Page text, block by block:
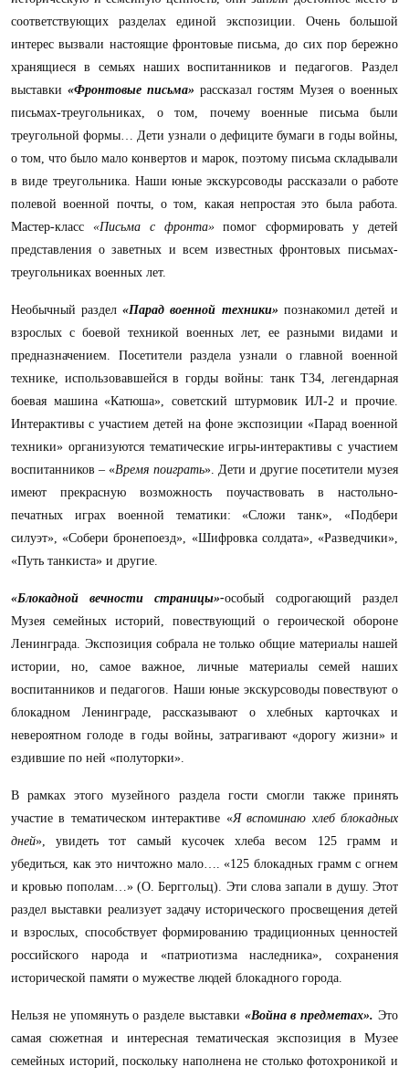
соответствующих разделах единой экспозиции. Очень большой
интерес вызвали настоящие фронтовые письма, до сих пор бережно
хранящиеся в семьях наших воспитанников и педагогов. Раздел
выставки «Фронтовые письма» рассказал гостям Музея о военных
письмах-треугольниках, о том, почему военные письма были
треугольной формы… Дети узнали о дефиците бумаги в годы войны,
о том, что было мало конвертов и марок, поэтому письма складывали
в виде треугольника. Наши юные экскурсоводы рассказали о работе
полевой военной почты, о том, какая непростая это была работа.
Мастер-класс «Письма с фронта»помог сформировать у детей
представления о заветных и всем известных фронтовых письмах-
треугольниках военных лет.
Необычный раздел«Парад военной техники» познакомил детей и
взрослых с боевой техникой военных лет, ее разными видами и
предназначением. Посетители раздела узнали о главной военной
технике, использовавшейся в горды войны: танк Т34, легендарная
боевая машина «Катюша», советский штурмовик ИЛ-2 и прочие.
Интерактивы с участием детей на фоне экспозиции «Парад военной
техники» организуются тематические игры-интерактивы с участием
воспитанников – «Время поиграть». Дети и другие посетители музея
имеют прекрасную возможность поучаствовать в настольно-
печатных играх военной тематики: «Сложи танк», «Подбери
силуэт», «Собери бронепоезд», «Шифровка солдата», «Разведчики»,
«Путь танкиста» и другие.
«Блокадной вечности страницы»-особый содрогающий раздел
Музея семейных историй, повествующий о героической обороне
Ленинграда. Экспозиция собрала не только общие материалы нашей
истории, но, самое важное, личные материалы семей наших
воспитанников и педагогов. Наши юные экскурсоводы повествуют о
блокадном Ленинграде, рассказывают о хлебных карточках и
невероятном голоде в годы войны, затрагивают «дорогу жизни» и
ездившие по ней «полуторки».
В рамках этого музейного раздела гости смогли также принять
участие в тематическом интерактиве «Я вспоминаю хлеб блокадных
дней», увидеть тот самый кусочек хлеба весом 125 грамм и
убедиться, как это ничтожно мало…. «125 блокадных грамм с огнем
и кровью пополам…» (О. Берггольц). Эти слова запали в душу. Этот
раздел выставки реализует задачу исторического просвещения детей
и взрослых, способствует формированию традиционных ценностей
российского народа и «патриотизма наследника», сохранения
исторической памяти о мужестве людей блокадного города.
Нельзя не упомянуть о разделе выставки «Война в предметах». Это
самая сюжетная и интересная тематическая экспозиция в Музее
семейных историй, поскольку наполнена не столько фотохроникой и